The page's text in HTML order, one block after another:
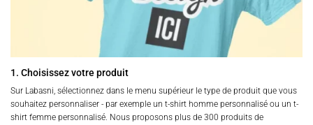
1. Choisissez votre produit
Sur Labasni, sélectionnez dans le menu supérieur le type de produit que vous
souhaitez personnaliser - par exemple un t-shirt homme personnalisé ou un t-
shirt femme personnalisé. Nous proposons plus de 300 produits de